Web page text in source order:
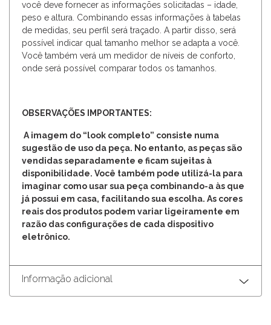
você deve fornecer as informações solicitadas – idade,
peso e altura. Combinando essas informações à tabelas
de medidas, seu perfil será traçado. A partir disso, será
possível indicar qual tamanho melhor se adapta a você.
Você também verá um medidor de níveis de conforto,
onde será possível comparar todos os tamanhos.
OBSERVAÇÕES IMPORTANTES:
A imagem do “look completo” consiste numa
sugestão de uso da peça. No entanto, as peças são
vendidas separadamente e ficam sujeitas à
disponibilidade. Você também pode utilizá-la para
imaginar como usar sua peça combinando-a às que
já possui em casa, facilitando sua escolha. As cores
reais dos produtos podem variar ligeiramente em
razão das configurações de cada dispositivo
eletrônico.
Informação adicional